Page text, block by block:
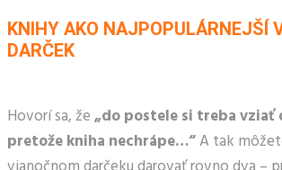
KNIHY AKO NAJPOPULÁRNEJŠÍ
DARČEK
Hovorí sa, že„do postele si treba vziať
pretože kniha nechrápe…“A tak